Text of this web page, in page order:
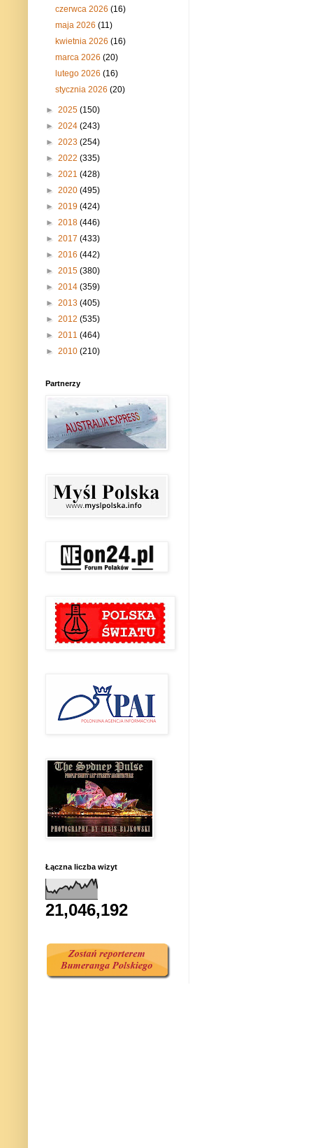
czerwca 2026(16)
maja 2026(11)
kwietnia 2026(16)
marca 2026(20)
lutego 2026(16)
stycznia 2026(20)
► 2025 (150)
► 2024 (243)
► 2023 (254)
► 2022 (335)
► 2021 (428)
► 2020 (495)
► 2019 (424)
► 2018 (446)
► 2017 (433)
► 2016 (442)
► 2015 (380)
► 2014 (359)
► 2013 (405)
► 2012 (535)
► 2011 (464)
► 2010 (210)
Partnerzy
Łączna liczba wizyt
21,046,192